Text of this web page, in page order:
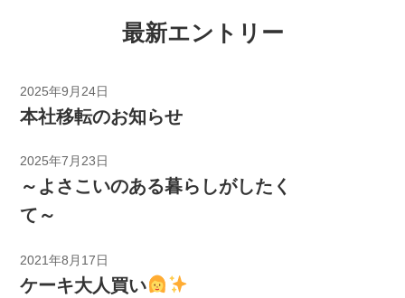
最新エントリー
2025年9月24日
本社移転のお知らせ
2025年7月23日
～よさこいのある暮らしがしたく
て～
2021年8月17日
ケーキ大人買い